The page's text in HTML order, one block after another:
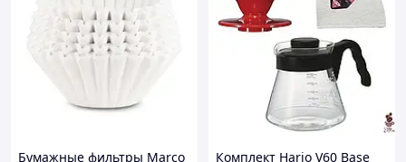
Бумажные фильтры Marco
Комплект Hario V60 Base